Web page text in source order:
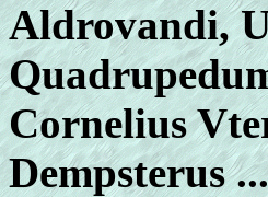
Aldrovandi,
Cornelius
Dempsterus